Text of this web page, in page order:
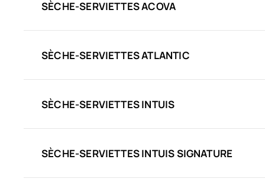
SÈCHE-SERVIETTES ACOVA
SÈCHE-SERVIETTES ATLANTIC
SÈCHE-SERVIETTES INTUIS
SÈCHE-SERVIETTES INTUIS SIGNATURE